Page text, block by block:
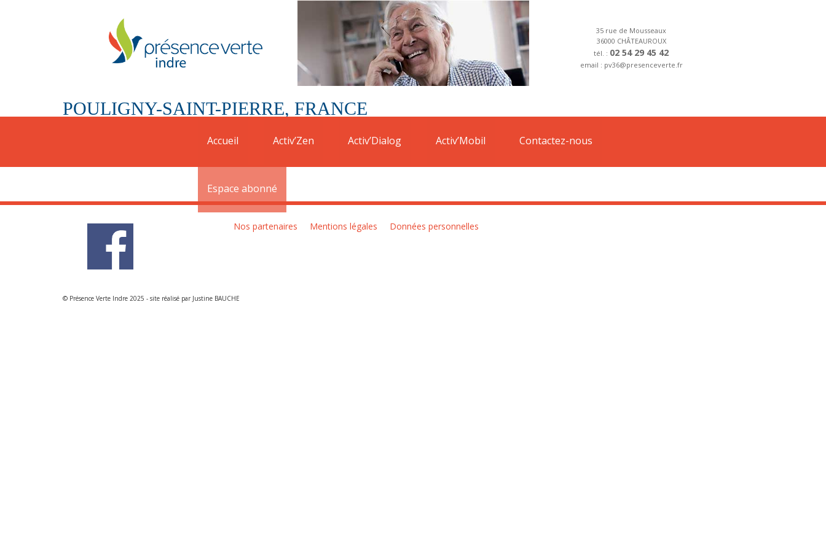
Accueil Activ’Zen Activ’Dialog Activ’Mobil Contactez-nous
Espace abonné
35 rue de Mousseaux
36000 CHÂTEAUROUX
tél. : 02 54 29 45 42
email : pv36@presenceverte.fr
POULIGNY-SAINT-PIERRE, FRANCE
Nos partenaires Mentions légales Données personnelles
© Présence Verte Indre 2025 - site réalisé par Justine BAUCHE